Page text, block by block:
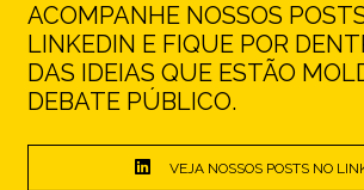
ACOMPANHE NOSSOS
LINKEDIN E FIQUE POR
DAS IDEIAS QUE ESTÃO
DEBATE PÚBLICO.
VEJA NOSSOS POSTS NO